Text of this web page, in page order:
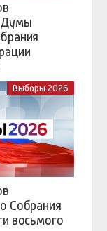
Думы
Выборы 2026
Собрания
восьмого